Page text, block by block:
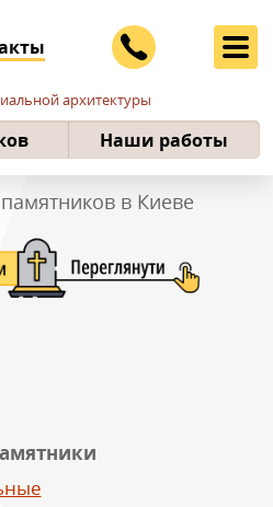
архитектуры
Наши работы
в Киеве